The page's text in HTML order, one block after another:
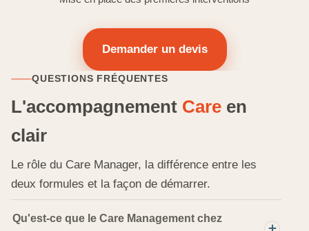
Demander un devis
QUESTIONS FRÉQUENTES
L'accompagnement Care en
clair
Le rôle du Care Manager, la différence entre les
deux formules et la façon de démarrer.
Qu'est-ce que le Care Management chez